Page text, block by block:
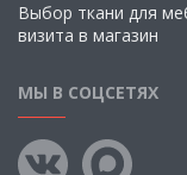
Выбор ткани для
визита в магазин
МЫ В СОЦСЕТЯХ